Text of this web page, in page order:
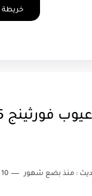
خريطة
: منذ بضع شهور 10 دقائق للقراءة